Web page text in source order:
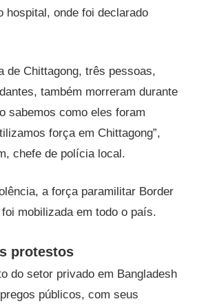
hospital, onde foi declarado
de Chittagong, três pessoas,
também morreram durante
sabemos como eles foram
força em Chittagong”,
chefe de polícia local.
a força paramilitar Border
mobilizada em todo o país.
protestos
do setor privado em Bangladesh
públicos, com seus